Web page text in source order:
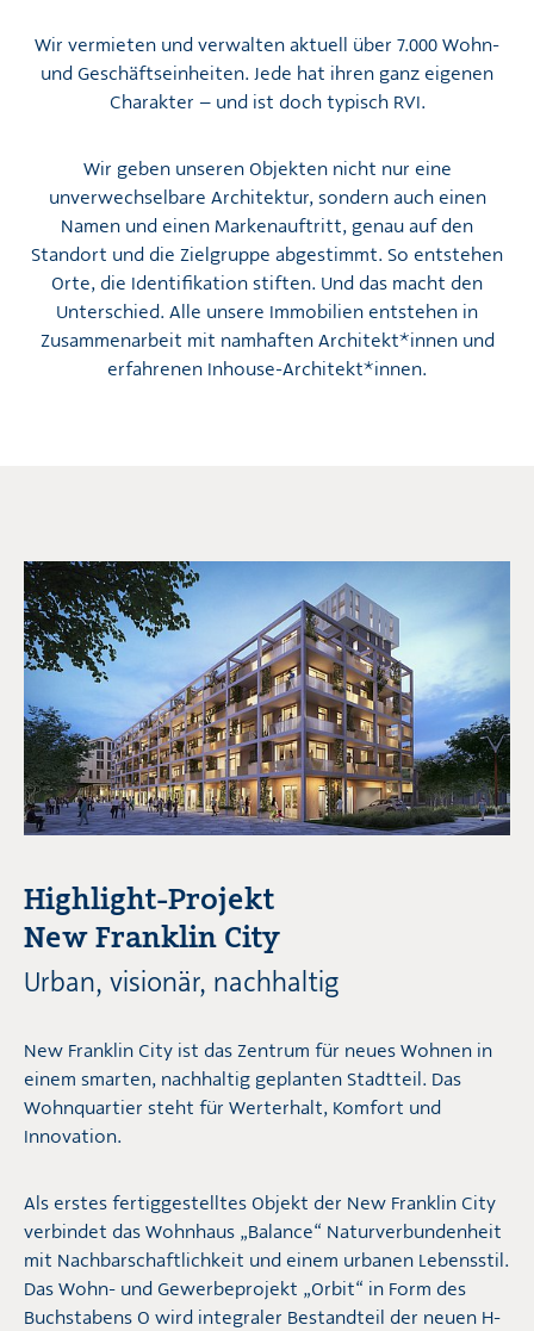
Wir vermieten und verwalten aktuell über 7.000 Wohn-
und Geschäftseinheiten. Jede hat ihren ganz eigenen
Charakter – und ist doch typisch RVI.
Wir geben unseren Objekten nicht nur eine
unverwechselbare Architektur, sondern auch einen
Namen und einen Markenauftritt, genau auf den
Standort und die Zielgruppe abgestimmt. So entstehen
Orte, die Identifikation stiften. Und das macht den
Unterschied. Alle unsere Immobilien entstehen in
Zusammenarbeit mit namhaften Architekt*innen und
erfahrenen Inhouse-Architekt*innen.
Highlight-Projekt
New Franklin City
Urban, visionär, nachhaltig
New Franklin City ist das Zentrum für neues Wohnen in
einem smarten, nachhaltig geplanten Stadtteil. Das
Wohnquartier steht für Werterhalt, Komfort und
Innovation.
Als erstes fertiggestelltes Objekt der New Franklin City
verbindet das Wohnhaus „Balance“ Naturverbundenheit
mit Nachbarschaftlichkeit und einem urbanen Lebensstil.
Das Wohn- und Gewerbeprojekt „Orbit“ in Form des
Buchstabens O wird integraler Bestandteil der neuen H-